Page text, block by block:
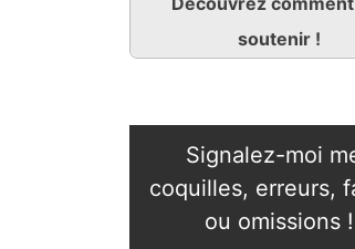
soutenir !
Signalez-moi
coquilles, erreurs,
ou omissions !